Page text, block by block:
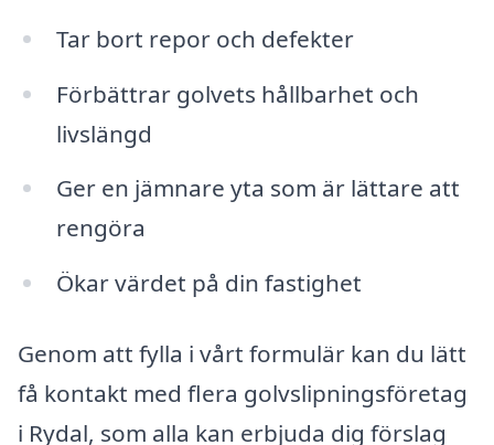
Tar bort repor och defekter
Förbättrar golvets hållbarhet och
livslängd
Ger en jämnare yta som är lättare att
rengöra
Ökar värdet på din fastighet
Genom att fylla i vårt formulär kan du lätt
få kontakt med flera golvslipningsföretag
i Rydal, som alla kan erbjuda dig förslag